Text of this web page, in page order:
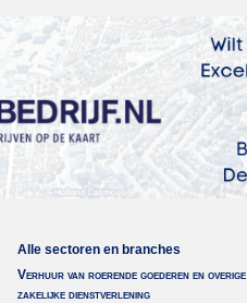
Alle sectoren en branches
Verhuur van roerende goederen en overige
zakelijke dienstverlening